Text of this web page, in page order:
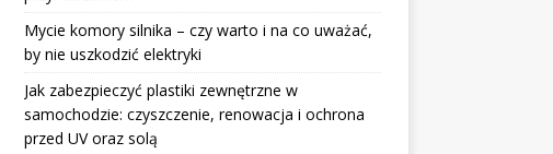
Mycie komory silnika – czy warto i na co uważać,
by nie uszkodzić elektryki
Jak zabezpieczyć plastiki zewnętrzne w
samochodzie: czyszczenie, renowacja i ochrona
przed UV oraz solą